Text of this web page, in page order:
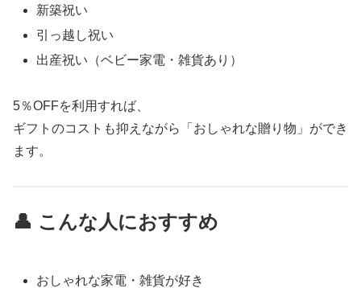
新築祝い
引っ越し祝い
出産祝い（ベビー家電・雑貨あり）
5％OFFを利用すれば、
ギフトのコストも抑えながら「おしゃれな贈り物」ができ
ます。
👤 こんな人におすすめ
おしゃれな家電・雑貨が好き